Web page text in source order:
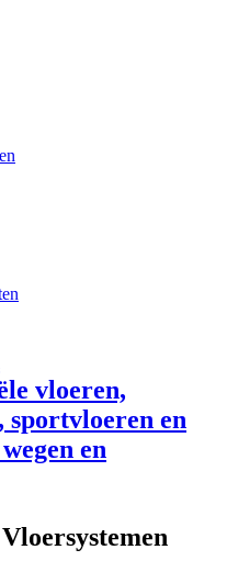
vloeren,
sportvloeren en
en
Vloersystemen